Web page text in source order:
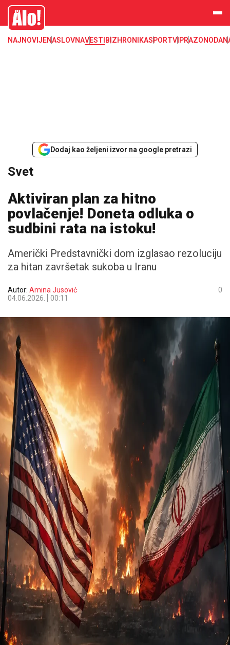
Svet, Ruske vesti, Planeta, Region
Alo
NAJNOVIJENASLOVNAVESTI BIZHRONIKASPORTVIPRAZONODA
Dodaj kao željeni izvor na google pretrazi
Svet
Aktiviran plan za hitno
povlačenje! Doneta odluka o
sudbini rata na istoku!
Američki Predstavnički dom izglasao rezoluciju
za hitan završetak sukoba u Iranu
Autor: Amina Jusović
04.06.2026.
00:11
0